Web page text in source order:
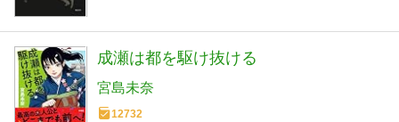
成瀬は都を駆け抜ける
宮島未奈
12732